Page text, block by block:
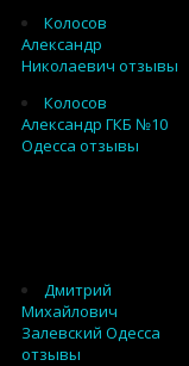
Колосов
Александр
Николаевич отзывы
Колосов
Александр ГКБ №10
Одесса отзывы
Дмитрий
Михайлович
Залевский Одесса
отзывы